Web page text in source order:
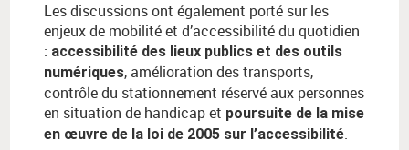
Les discussions ont également porté sur les
enjeux de mobilité et d’accessibilité du quotidien
: accessibilité des lieux publics et des outils
numériques, amélioration des transports,
contrôle du stationnement réservé aux personnes
en situation de handicap et poursuite de la mise
en œuvre de la loi de 2005 sur l’accessibilité.